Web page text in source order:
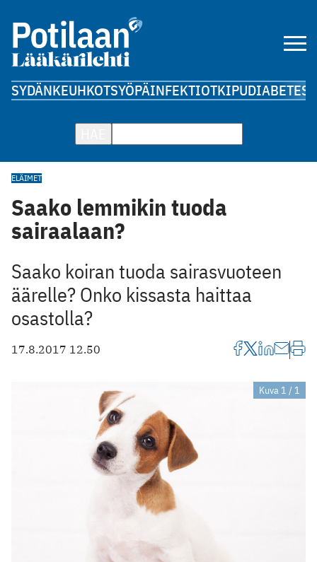
SYDÄNKEUHKOTSYÖPÄINFEKTIOTKIPUDIABETES
ELÄIMET
Saako lemmikin tuoda
sairaalaan?
Saako koiran tuoda sairasvuoteen
äärelle? Onko kissasta haittaa
osastolla?
17.8.2017 12.50
Kuva 1 / 1